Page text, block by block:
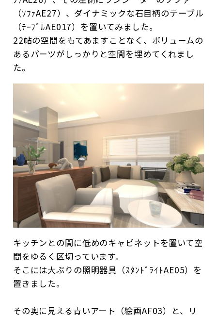
（ｿﾌｧAE27）、ダイナミックな石目柄のテーブル
（ﾃｰﾌﾞﾙAE017）を置いてみました。
22帖の空間をもてあますことなく、ボリュームの
あるパーツがしっかりと空間を埋めてくれまし
た。
キッチンとの間に低めのキャビネットを置いて空
間をゆるく区切っています。
そこには大ぶりの照明器具（ｽﾀﾝﾄﾞﾗｲﾄAE05）を
置きました。
その奥に見える青いアート（絵画AF03）と、リ